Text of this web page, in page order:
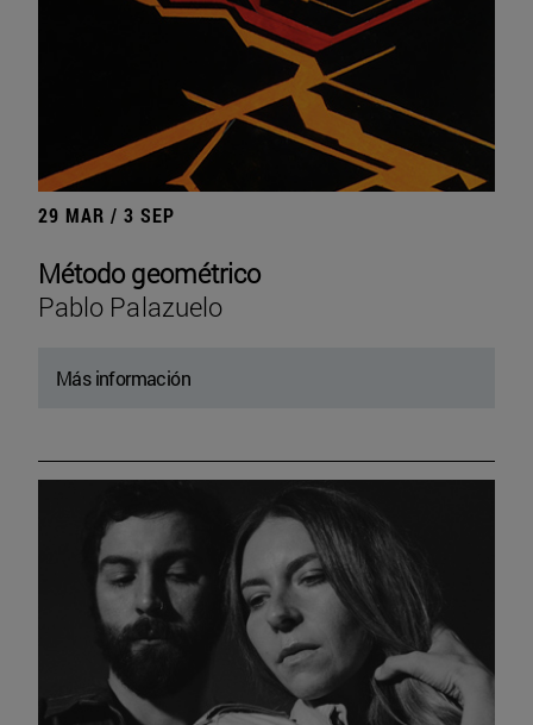
29 MAR / 3 SEP
Método geométrico
Pablo Palazuelo
Más información